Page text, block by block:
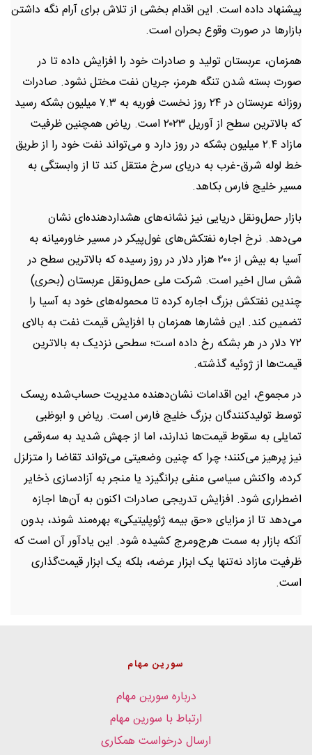
پیشنهاد داده است. این اقدام بخشی از تلاش برای آرام نگه داشتن
بازارها در صورت وقوع بحران است.
همزمان، عربستان تولید و صادرات خود را افزایش داده تا در
صورت بسته شدن تنگه هرمز، جریان نفت مختل نشود. صادرات
روزانه عربستان در ۲۴ روز نخست فوریه به ۷.۳ میلیون بشکه رسید
که بالاترین سطح از آوریل ۲۰۲۳ است. ریاض همچنین ظرفیت
مازاد ۲.۴ میلیون بشکه در روز دارد و می‌تواند نفت خود را از طریق
خط لوله شرق-غرب به دریای سرخ منتقل کند تا از وابستگی به
مسیر خلیج فارس بکاهد.
بازار حمل‌ونقل دریایی نیز نشانه‌های هشداردهنده‌ای نشان
می‌دهد. نرخ اجاره نفتکش‌های غول‌پیکر در مسیر خاورمیانه به
آسیا به بیش از ۲۰۰ هزار دلار در روز رسیده که بالاترین سطح در
شش سال اخیر است. شرکت ملی حمل‌ونقل عربستان (بحری)
چندین نفتکش بزرگ اجاره کرده تا محموله‌های خود به آسیا را
تضمین کند. این فشارها همزمان با افزایش قیمت نفت به بالای
۷۲ دلار در هر بشکه رخ داده است؛ سطحی نزدیک به بالاترین
قیمت‌ها از ژوئیه گذشته.
در مجموع، این اقدامات نشان‌دهنده مدیریت حساب‌شده ریسک
توسط تولیدکنندگان بزرگ خلیج فارس است. ریاض و ابوظبی
تمایلی به سقوط قیمت‌ها ندارند، اما از جهش شدید به سه‌رقمی
نیز پرهیز می‌کنند؛ چرا که چنین وضعیتی می‌تواند تقاضا را متزلزل
کرده، واکنش سیاسی منفی برانگیزد یا منجر به آزادسازی ذخایر
اضطراری شود. افزایش تدریجی صادرات اکنون به آن‌ها اجازه
می‌دهد تا از مزایای «حق بیمه ژئوپلیتیکی» بهره‌مند شوند، بدون
آنکه بازار به سمت هرج‌ومرج کشیده شود. این یادآور آن است که
ظرفیت مازاد نه‌تنها یک ابزار عرضه، بلکه یک ابزار قیمت‌گذاری
است.
سورین مهام
درباره سورین مهام
ارتباط با سورین مهام
ارسال درخواست همکاری